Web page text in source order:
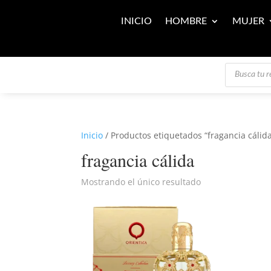
INICIO HOMBRE MUJER
Búsqueda
productos
Inicio / Productos etiquetados “fragancia
fragancia cálida
Mostrando el único resultado